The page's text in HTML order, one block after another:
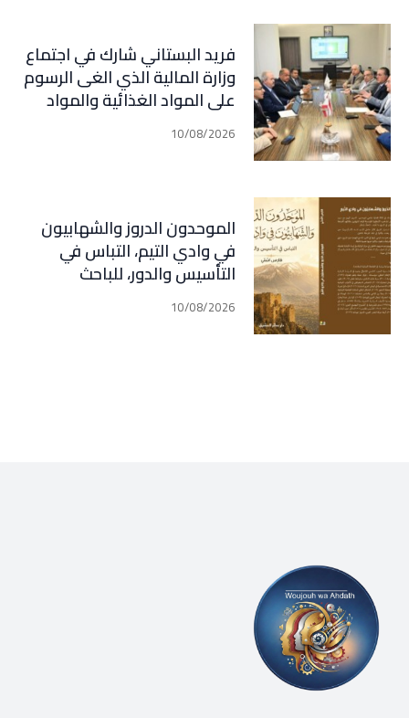
فريد البستاني شارك في اجتماع
وزارة المالية الذي الغى الرسوم
على المواد الغذائية والمواد
الأولية التي تدخل في الإنتاج
المحلي والمحروقات
10/08/2026
الموحدون الدروز والشهابيون
في وادي التيم، التباس في
التأسيس والدور، للباحث
الاكاديمي فارس اشتي
،ويتضمن
10/08/2026